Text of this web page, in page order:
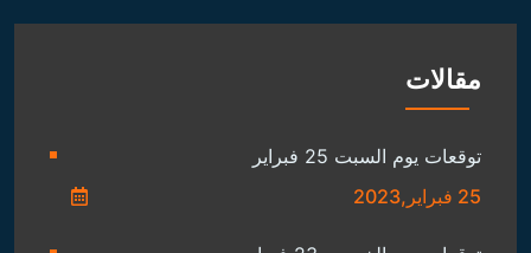
مقالات
توقعات يوم السبت 25 فبراير
25 فبراير,2023